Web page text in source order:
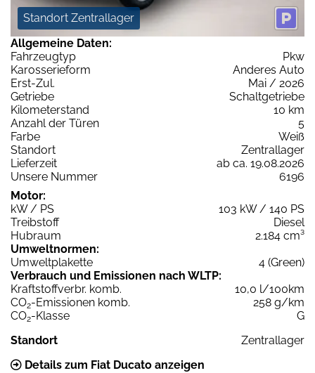
Standort Zentrallager
Allgemeine Daten:
Fahrzeugtyp
Pkw
Karosserieform
Anderes Auto
Erst-Zul.
Mai / 2026
Getriebe
Schaltgetriebe
Kilometerstand
10 km
Anzahl der Türen
5
Farbe
Weiß
Standort
Zentrallager
Lieferzeit
ab ca. 19.08.2026
Unsere Nummer
6196
Motor:
kW / PS
103 kW / 140 PS
Treibstoff
Diesel
Hubraum
2.184 cm³
Umweltnormen:
Umweltplakette
4 (Green)
Verbrauch und Emissionen nach WLTP:
Kraftstoffverbr. komb.
10,0 l/100km
CO2-Emissionen komb.
258 g/km
CO2-Klasse
G
Standort
Zentrallager
Details zum Fiat Ducato anzeigen